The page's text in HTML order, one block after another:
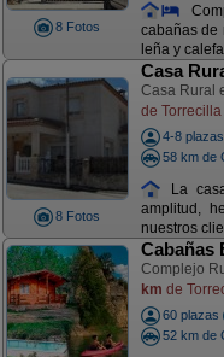
8 Fotos
cabañas de
leña y
8 Fotos
Casa
Casa Rural
de
4-8 plazas
58 km de
La
amplitud,
nuestros
Cabañas
Complejo
km de
60 plazas
52 km de